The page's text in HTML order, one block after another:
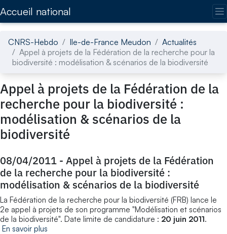
Accueil national
CNRS-Hebdo Ile-de-France Meudon
Actualités
Appel à projets de la Fédération de la recherche pour la
biodiversité : modélisation & scénarios de la biodiversité
Appel à projets de la Fédération de la
recherche pour la biodiversité :
modélisation & scénarios de la
biodiversité
08/04/2011 - Appel à projets de la Fédération
de la recherche pour la biodiversité :
modélisation & scénarios de la biodiversité
La Fédération de la recherche pour la biodiversité (FRB) lance le
2e appel à projets de son programme "Modélisation et scénarios
de la biodiversité". Date limite de candidature : 20 juin 2011.
En savoir plus